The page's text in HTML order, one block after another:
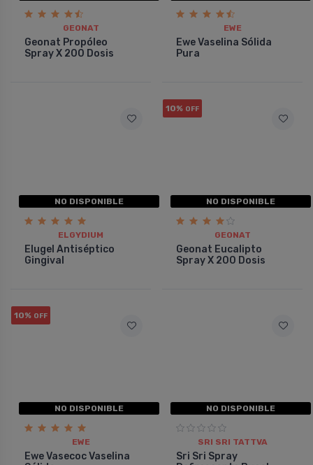
GEONAT
Geonat Propóleo
Spray X 200 Dosis
EWE
Ewe Vaselina Sólida
Pura
NO DISPONIBLE
ELGYDIUM
Elugel Antiséptico
Gingival
10% OFF
NO DISPONIBLE
GEONAT
Geonat Eucalipto
Spray X 200 Dosis
10% OFF
NO DISPONIBLE
EWE
Ewe Vasecoc Vaselina
NO DISPONIBLE
SRI SRI TATTVA
Sri Sri Spray